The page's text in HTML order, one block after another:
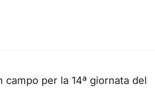
per la 14ª giornata del